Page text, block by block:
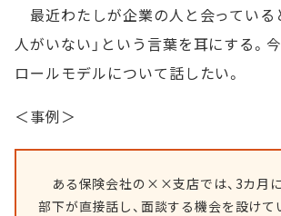
最近わたしが企業の人と会っている
人がいない」という言葉を耳にする。今
ロールモデルについて話したい。
＜事例＞
ある保険会社の××支店では、3カ月に
部下が直接話し、面談する機会を設けて